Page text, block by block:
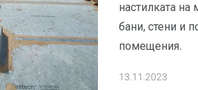
настилката
бани, стени и
помещения.
13.11.2023